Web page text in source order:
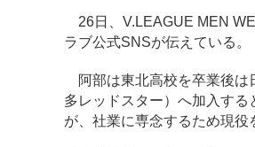
26日、V.LEAGUE MEN
ラブ公式SNSが伝えている。
阿部は東北高校を卒業後は
多レッドスター）へ加入す
が、社業に専念するため現役